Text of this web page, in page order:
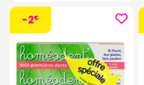
-2€